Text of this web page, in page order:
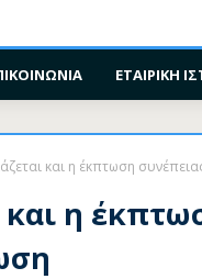
ΕΤΑΙΡΙΚΗ
και η έκπτωση
η